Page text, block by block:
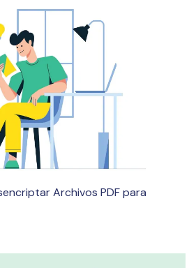
Archivos PDF para